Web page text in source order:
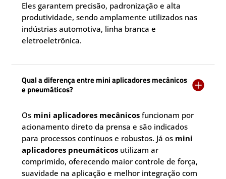
Eles garantem precisão, padronização e alta
produtividade, sendo amplamente utilizados nas
indústrias automotiva, linha branca e
eletroeletrônica.
Qual a diferença entre mini aplicadores mecânicos
e pneumáticos?

Os mini aplicadores mecânicos funcionam por
acionamento direto da prensa e são indicados
para processos contínuos e robustos. Já os mini
aplicadores pneumáticos utilizam ar
comprimido, oferecendo maior controle de força,
suavidade na aplicação e melhor integração com